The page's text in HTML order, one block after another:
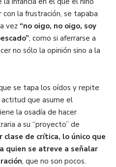
con la frustración, se tapaba
vez “no oigo, no oigo, soy
, como si aferrarse a
no sólo la opinión sino a la
se tapa los oídos y repite
que asume el
la osadía de hacer
a su “proyecto” de
clase de crítica, lo único que
quien se atreve a señalar
, que no son pocos.